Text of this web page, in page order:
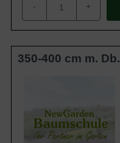
- +
350-400 cm m. Db.